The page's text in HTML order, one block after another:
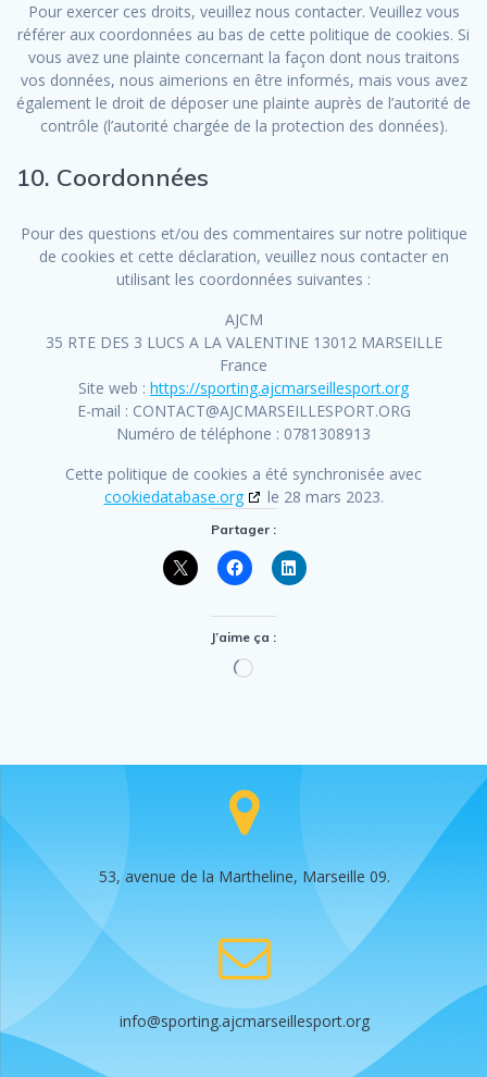
Pour exercer ces droits, veuillez nous contacter. Veuillez vous
référer aux coordonnées au bas de cette politique de cookies. Si
vous avez une plainte concernant la façon dont nous traitons
vos données, nous aimerions en être informés, mais vous avez
également le droit de déposer une plainte auprès de l’autorité de
contrôle (l’autorité chargée de la protection des données).
10. Coordonnées
Pour des questions et/ou des commentaires sur notre politique
de cookies et cette déclaration, veuillez nous contacter en
utilisant les coordonnées suivantes :
AJCM
35 RTE DES 3 LUCS A LA VALENTINE 13012 MARSEILLE
France
Site web : https://sporting.ajcmarseillesport.org
E-mail : CONTACT@AJCMARSEILLESPORT.ORG
Numéro de téléphone : 0781308913
Cette politique de cookies a été synchronisée avec
cookiedatabase.org
le 28 mars 2023.
Partager :
J’aime ça :
Chargement…
53, avenue de la Martheline, Marseille 09.
info@sporting.ajcmarseillesport.org